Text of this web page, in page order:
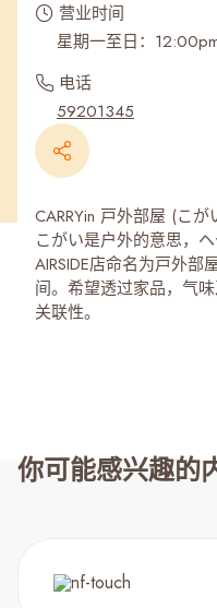
营业时间
星期一至日：
电话
59201345
CARRYin 戸外部屋 (こが
こがい是户外的意思，
AIRSIDE店命名为戸外
间。希望透过家品，气
关联性。
你可能感兴趣的